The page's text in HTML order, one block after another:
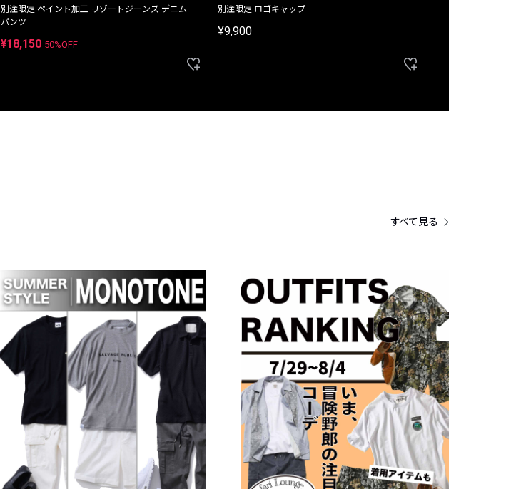
別注限定 ペイント加工 リゾートジーンズ デニム
パンツ
¥18,150 50%OFF
別注限定 ロゴキャップ
¥9,900
すべて見る